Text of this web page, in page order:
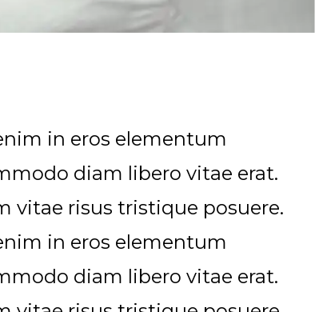
in eros elementum
diam libero vitae erat.
vitae risus tristique posuere.
in eros elementum
diam libero vitae erat.